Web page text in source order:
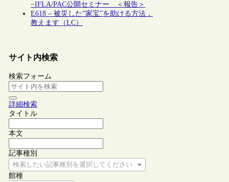
−IFLA/PAC公開セミナー ＜報告＞
E618 – 被災した“家宝”を助ける方法，
教えます（LC）
サイト内検索
検索フォーム
詳細検索
タイトル
本文
記事種別
検索したい記事種別を選択してください
館種